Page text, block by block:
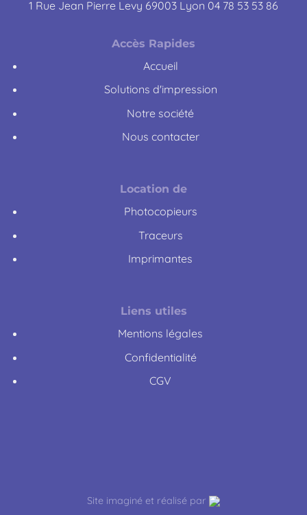
1 Rue Jean Pierre Levy 69003 Lyon 04 78 53 53 86
Accès Rapides
Accueil
Solutions d'impression
Notre société
Nous contacter
Location de
Photocopieurs
Traceurs
Imprimantes
Liens utiles
Mentions légales
Confidentialité
CGV
Site imaginé et réalisé par